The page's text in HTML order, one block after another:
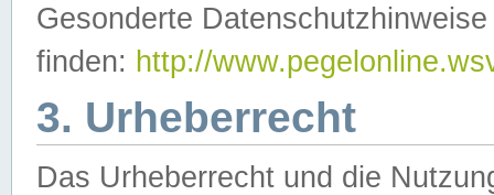
Gesonderte
finden: http://
3. Urheberrecht
Das Urheberrecht und die